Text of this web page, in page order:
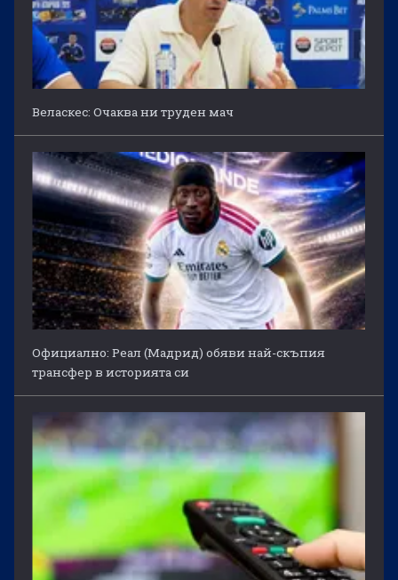
Веласкес: Очаква ни труден мач
Официално: Реал (Мадрид) обяви най-скъпия
трансфер в историята си